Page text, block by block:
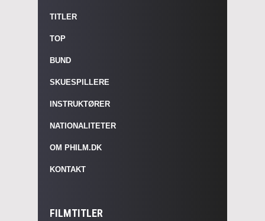
TITLER
TOP
BUND
SKUESPILLERE
INSTRUKTØRER
NATIONALITETER
OM PHILM.DK
KONTAKT
FILMTITLER